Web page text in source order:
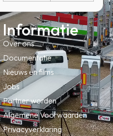
Informatie
Over ons
Documentatie
Nieuws en films
Jobs
Partner worden
Algemene Voorwaarden
Privacyverklaring